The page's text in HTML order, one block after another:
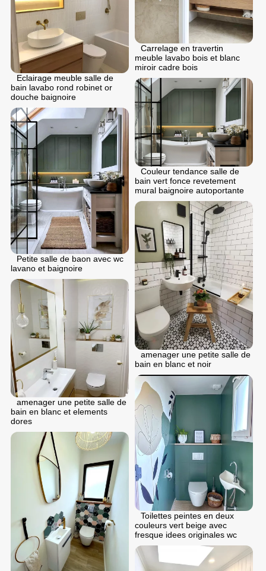
Carrelage en travertin
meuble lavabo bois et blanc
miroir cadre bois
Eclairage meuble salle de
bain lavabo rond robinet or
douche baignoire
Couleur tendance salle de
bain vert fonce revetement
mural baignoire autoportante
Petite salle de baon avec wc
lavano et baignoire
аmenager une petite salle de
bain en blanc et noir
аmenager une petite salle de
bain en blanc et elements
dores
Toilettes peintes en deux
couleurs vert beige avec
fresque idees originales wc